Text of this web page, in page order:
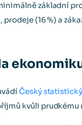
základní
(16 %) a
Český
kvůli prudkému